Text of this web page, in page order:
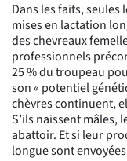
Dans les faits,
mises en lactation
deschevreaux
professionnels
25 % du troupeau
son « potentiel
chèvres continuent,
S’ils naissent mâles,
abattoir. Et si leur
longue sont